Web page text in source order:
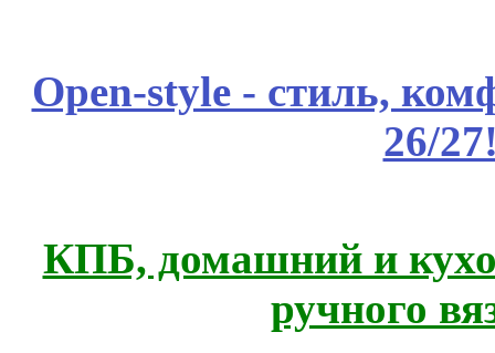
Open-style - стиль,
26/
КПБ, домашний и
ручного